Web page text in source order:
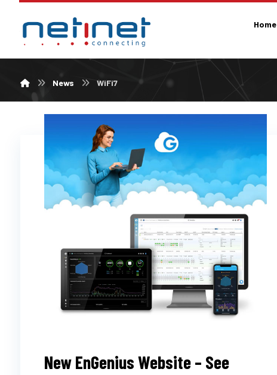
Home
News WiFi7
New EnGenius Website – See